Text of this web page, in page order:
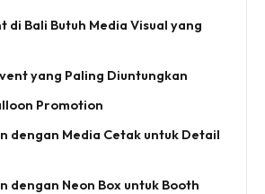
di Bali Butuh Media Visual yang
yang Paling Diuntungkan
Promotion
dengan Media Cetak untuk Detail
dengan Neon Box untuk Booth